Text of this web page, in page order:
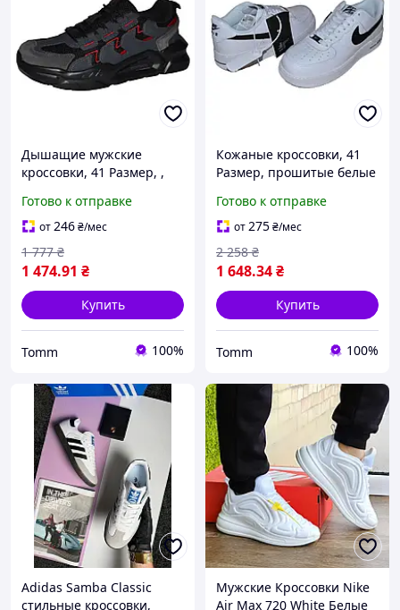
Дышащие мужские
кроссовки, 41 Размер, ,
Готово к отправке
от246₴/мес
1 474.91 ₴
1 777 ₴
Купить
Tomm 100%
Кожаные кроссовки, 41
Размер, прошитые белые
Готово к отправке
от275₴/мес
1 648.34₴
2 258 ₴
Купить
Tomm 100%
Adidas Samba Classic
стильные кроссовки,
Мужские Кроссовки Nike
Air Max 720 White Белые